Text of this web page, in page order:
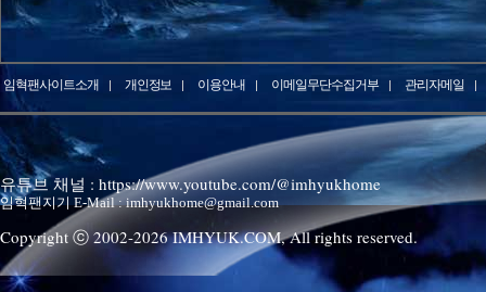
임혁팬사이트소개 개인정보 이용안내 이메일무단수집거부 관리자메일
유튜브 채널 : https://www.youtube.com/@imhyukhome
임혁팬지기 E-Mail : imhyukhome@gmail.com
Copyright ⓒ 2002-2026IMHYUK.COM,All rights reserved.